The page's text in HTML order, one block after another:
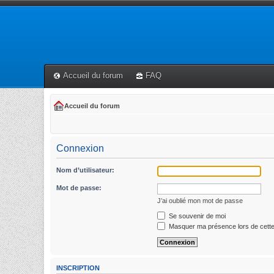
Accueil du forum FAQ
Accueil du forum
Connexion
Nom d’utilisateur:
Mot de passe:
J’ai oublié mon mot de passe
Se souvenir de moi
Masquer ma présence lors de
INSCRIPTION